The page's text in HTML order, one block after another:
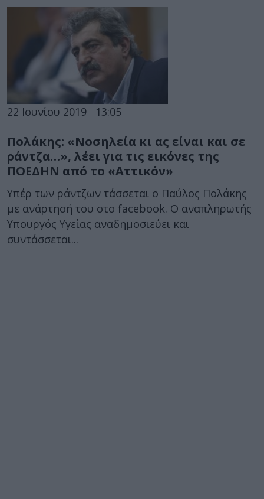
22 Ιουνίου 2019 13:05
Πολάκης: «Νοσηλεία κι ας είναι και σε
ράντζα…», λέει για τις εικόνες της
ΠΟΕΔΗΝ από το «Αττικόν»
Υπέρ των ράντζων τάσσεται ο Παύλος Πολάκης
με ανάρτησή του στο facebook. Ο αναπληρωτής
Υπουργός Υγείας αναδημοσιεύει και
συντάσσεται...